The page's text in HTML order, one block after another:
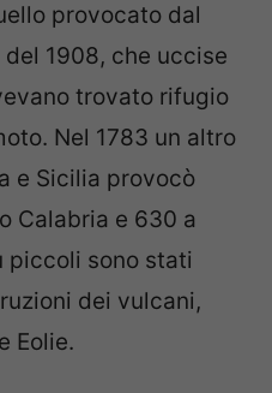
provocato dal
1908, che uccise
trovato rifugio
Nel 1783 un altro
e Sicilia provocò
Calabria e 630 a
piccoli sono stati
dei vulcani,
Eolie.